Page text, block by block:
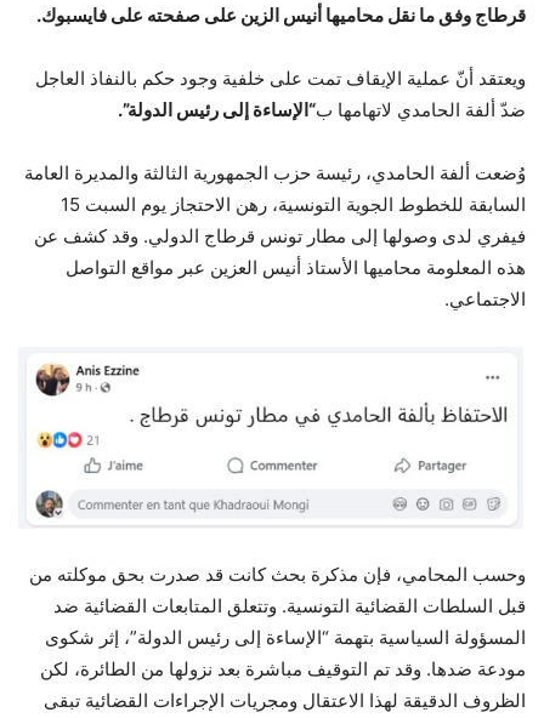
قرطاج وفق ما نقل محاميها أنيس الزين على صفحته على فايسبوك.
ويعتقد أنّ عملية الإيقاف تمت على خلفية وجود حكم بالنفاذ العاجل
ضدّ ألفة الحامدي لاتهامها ب“الإساءة إلى رئيس الدولة”.
وُضعت ألفة الحامدي، رئيسة حزب الجمهورية الثالثة والمديرة العامة
السابقة للخطوط الجوية التونسية، رهن الاحتجاز يوم السبت 15
فيفري لدى وصولها إلى مطار تونس قرطاج الدولي. وقد كشف عن
هذه المعلومة محاميها الأستاذ أنيس العزين عبر مواقع التواصل
الاجتماعي.
وحسب المحامي، فإن مذكرة بحث كانت قد صدرت بحق موكلته من
قبل السلطات القضائية التونسية. وتتعلق المتابعات القضائية ضد
المسؤولة السياسية بتهمة “الإساءة إلى رئيس الدولة”، إثر شكوى
مودعة ضدها. وقد تم التوقيف مباشرة بعد نزولها من الطائرة، لكن
الظروف الدقيقة لهذا الاعتقال ومجريات الإجراءات القضائية تبقى